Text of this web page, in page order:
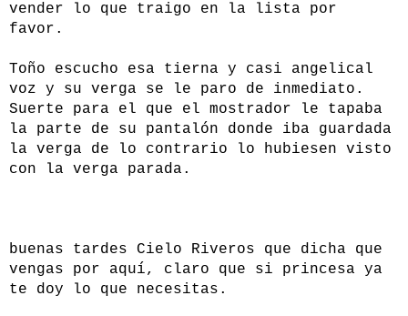
vender lo que traigo en la lista por
favor.
Toño escucho esa tierna y casi angelical
voz y su verga se le paro de inmediato.
Suerte para el que el mostrador le tapaba
la parte de su pantalón donde iba guardada
la verga de lo contrario lo hubiesen visto
con la verga parada.
buenas tardes Cielo Riveros que dicha que
vengas por aquí, claro que si princesa ya
te doy lo que necesitas.